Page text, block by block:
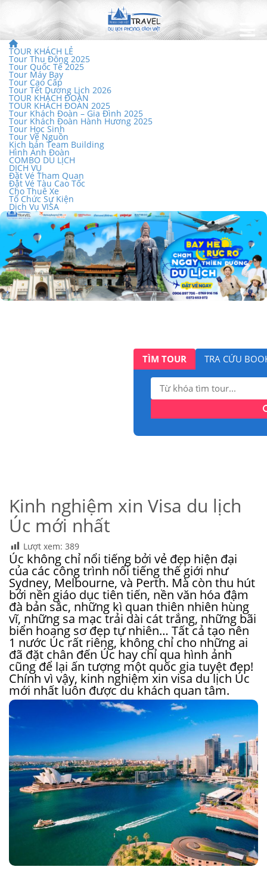
TOUR KHÁCH LẺ
Tour Thu Đông 2025
Tour Quốc Tế 2025
Tour Máy Bay
Tour Cao Cấp
Tour Tết Dương Lịch 2026
TOUR KHÁCH ĐOÀN
TOUR KHÁCH ĐOÀN 2025
Tour Khách Đoàn – Gia Đình 2025
Tour Khách Đoàn Hành Hương 2025
Tour Học Sinh
Tour Về Nguồn
Kịch bản Team Building
Hình Ảnh Đoàn
COMBO DU LỊCH
DỊCH VỤ
Đặt Vé Tham Quan
Đặt Vé Tàu Cao Tốc
Cho Thuê Xe
Tổ Chức Sự Kiện
Dịch Vụ VISA
TÌM TOUR TRA CỨU
Tìm
kiếm:
Kinh nghiệm xin Visa du lịch
Úc mới nhất
Lượt xem: 389
Úc không chỉ nổi tiếng bởi vẻ đẹp hiện đại
của các công trình nổi tiếng thế giới như
Sydney, Melbourne, và Perth. Mà còn thu hút
bởi nền giáo dục tiên tiến, nền văn hóa đậm
đà bản sắc, những kì quan thiên nhiên hùng
vĩ, những sa mạc trải dài cát trắng, những bãi
biển hoang sơ đẹp tự nhiên… Tất cả tạo nên
1 nước Úc rất riêng, không chỉ cho những ai
đã đặt chân đến Úc hay chỉ qua hình ảnh
cũng để lại ấn tượng một quốc gia tuyệt đẹp!
Chính vì vậy, kinh nghiệm xin visa du lịch Úc
mới nhất luôn được du khách quan tâm.